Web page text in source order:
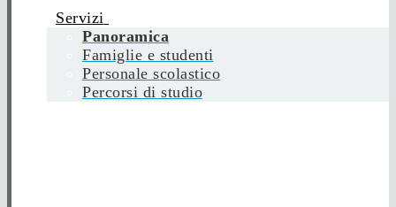
Servizi
Panoramica
Famiglie e studenti
Personale scolastico
Percorsi di studio